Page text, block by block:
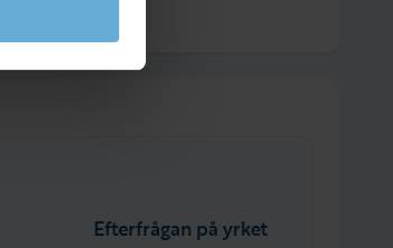
Efterfrågan på yrket